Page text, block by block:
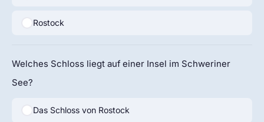
Rostock
Welches Schloss liegt auf einer Insel im Schweriner
See?
Das Schloss von Rostock